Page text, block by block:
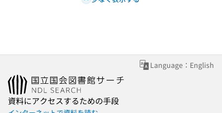
Language：English
資料にアクセスするための手段